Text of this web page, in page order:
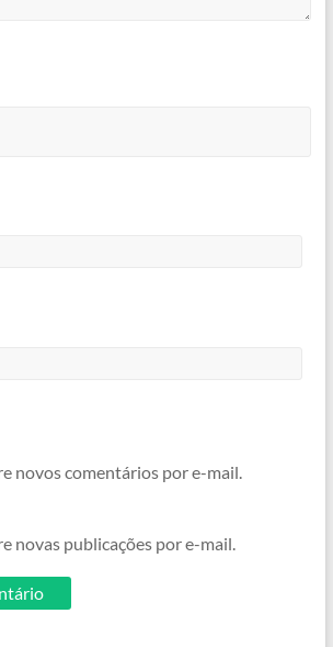
novos comentários por e-mail.
novas publicações por e-mail.